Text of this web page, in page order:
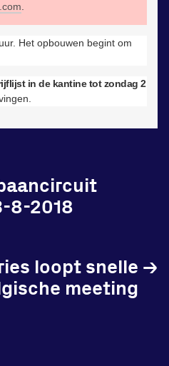
.
Het opbouwen begint om
in de kantine tot zondag 2
8-2018
loopt snelle
meeting
→